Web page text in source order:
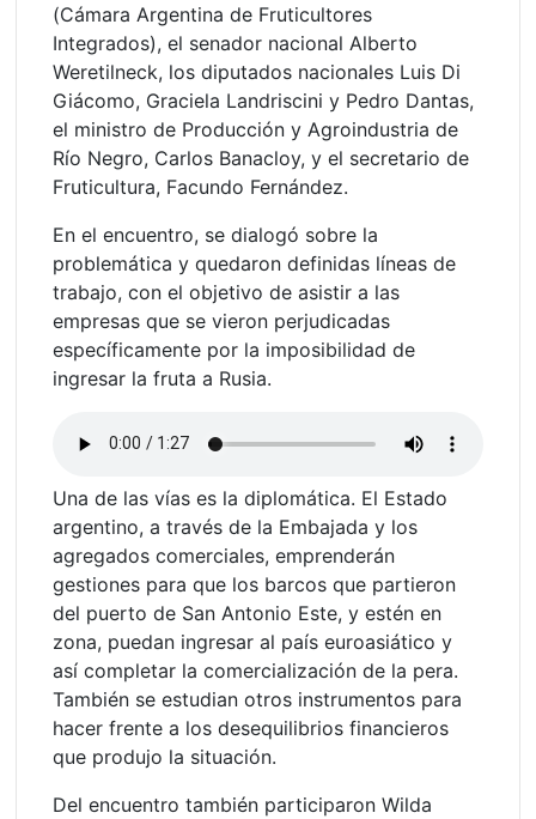
(Cámara Argentina de Fruticultores
Integrados), el senador nacional Alberto
Weretilneck, los diputados nacionales Luis Di
Giácomo, Graciela Landriscini y Pedro Dantas,
el ministro de Producción y Agroindustria de
Río Negro, Carlos Banacloy, y el secretario de
Fruticultura, Facundo Fernández.
En el encuentro, se dialogó sobre la
problemática y quedaron definidas líneas de
trabajo, con el objetivo de asistir a las
empresas que se vieron perjudicadas
específicamente por la imposibilidad de
ingresar la fruta a Rusia.
Una de las vías es la diplomática. El Estado
argentino, a través de la Embajada y los
agregados comerciales, emprenderán
gestiones para que los barcos que partieron
del puerto de San Antonio Este, y estén en
zona, puedan ingresar al país euroasiático y
así completar la comercialización de la pera.
También se estudian otros instrumentos para
hacer frente a los desequilibrios financieros
que produjo la situación.
Del encuentro también participaron Wilda